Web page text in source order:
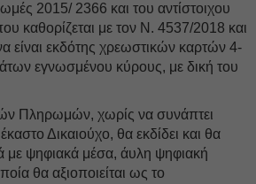
2015/ 2366 και του αντίστοιχου
καθορίζεται με τον Ν. 4537/2018 και
είναι εκδότης χρεωστικών καρτών 4-
εγνωσμένου κύρους, με δική του
Πληρωμών, χωρίς να συνάπτει
Δικαιούχο, θα εκδίδει και θα
με ψηφιακά μέσα, άυλη ψηφιακή
θα αξιοποιείται ως το